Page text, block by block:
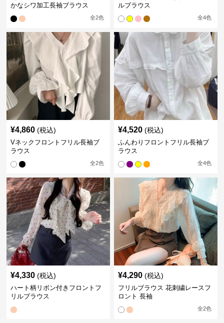
かなシワ加工長袖ブラウス
全2色
ルブラウス
全4色
¥4,860 (税込)
Vネックフロントフリル長袖ブ
ラウス
全2色
¥4,520 (税込)
ふんわりフロントフリル長袖ブ
ラウス
全4色
¥4,330 (税込)
ハート柄リボン付きフロントフ
リルブラウス
¥4,290 (税込)
フリルブラウス 花刺繍レースフ
ロント 長袖
全2色